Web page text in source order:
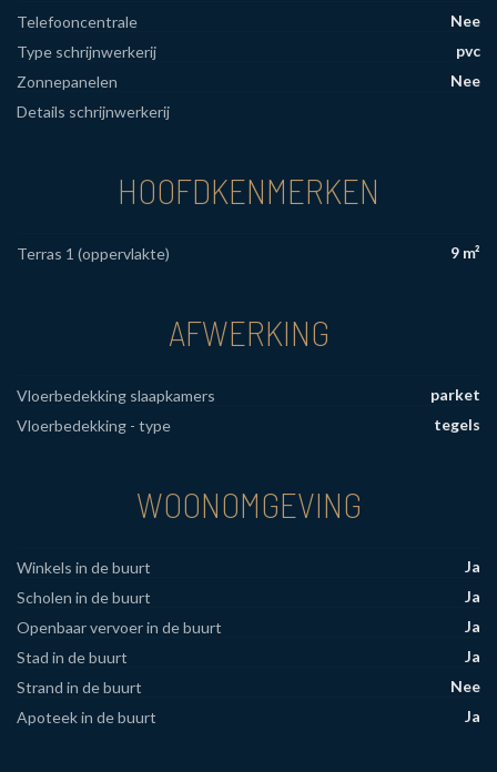
Telefooncentrale
Nee
Type schrijnwerkerij
pvc
Zonnepanelen
Nee
Details schrijnwerkerij
HOOFDKENMERKEN
Terras 1 (oppervlakte) 9 m²
AFWERKING
Vloerbedekking slaapkamers
parket
Vloerbedekking - type
tegels
WOONOMGEVING
Winkels in de buurt
Ja
Scholen in de buurt
Ja
Openbaar vervoer in de buurt
Ja
Stad in de buurt
Ja
Strand in de buurt
Nee
Apoteek in de buurt
Ja